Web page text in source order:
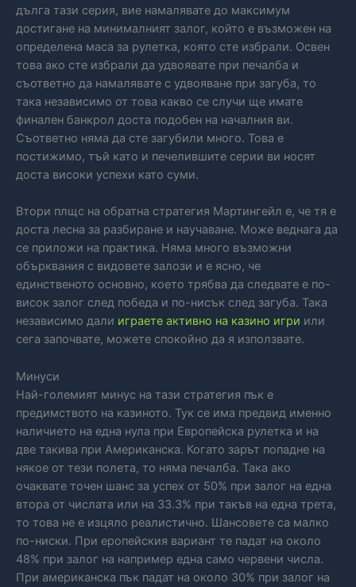
дълга тази серия, вие намалявате до максимум
достигане на минималният залог, който е възможен на
определена маса за рулетка, която сте избрали. Освен
това ако сте избрали да удвоявате при печалба и
съответно да намалявате с удвояване при загуба, то
така независимо от това какво се случи ще имате
финален банкрол доста подобен на началния ви.
Съответно няма да сте загубили много. Това е
постижимо, тъй като и печелившите серии ви носят
доста високи успехи като суми.
Втори плщс на обратна стратегия Мартингейл е, че тя е
доста лесна за разбиране и научаване. Може веднага да
се приложи на практика. Няма много възможни
обърквания с видовете залози и е ясно, че
единственото основно, което трябва да следвате е по-
висок залог след победа и по-нисък след загуба. Така
независимо дали играете активно на казино игри или
сега започвате, можете спокойно да я използвате.
Минуси
Най-големият минус на тази стратегия пък е
предимството на казиното. Тук се има предвид именно
наличието на една нула при Европейска рулетка и на
две такива при Американска. Когато зарът попадне на
някое от тези полета, то няма печалба. Така ако
очаквате точен шанс за успех от 50% при залог на една
втора от числата или на 33.3% при такъв на една трета,
то това не е изцяло реалистично. Шансовете са малко
по-ниски. При еропейския вариант те падат на около
48% при залог на например една само червени числа.
При американска пък падат на около 30% при залог на